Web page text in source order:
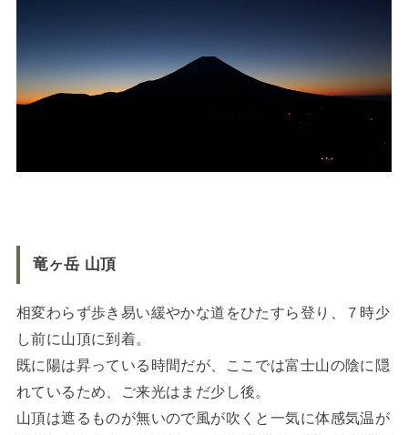
竜ヶ岳 山頂
相変わらず歩き易い緩やかな道をひたすら登り、７時少
し前に山頂に到着。
既に陽は昇っている時間だが、ここでは富士山の陰に隠
れているため、ご来光はまだ少し後。
山頂は遮るものが無いので風が吹くと一気に体感気温が